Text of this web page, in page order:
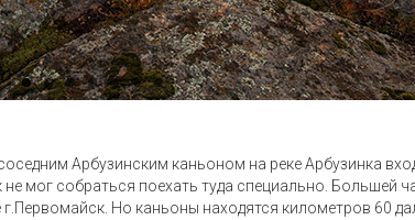
Арбузинским каньоном на реке Арбузинка
мог собраться поехать туда специально. Большей
Но каньоны находятся километров 60